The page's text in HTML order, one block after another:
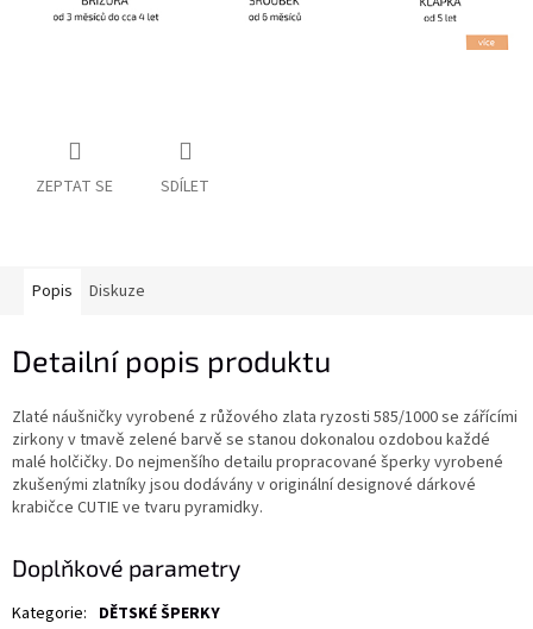
ZEPTAT SE SDÍLET
Popis Diskuze
Detailní popis produktu
Zlaté náušničky vyrobené z růžového zlata ryzosti 585/1000 se zářícími
zirkony v tmavě zelené barvě se stanou dokonalou ozdobou každé
malé holčičky. Do nejmenšího detailu propracované šperky vyrobené
zkušenými zlatníky jsou dodávány v originální designové dárkové
krabičce CUTIE ve tvaru pyramidky.
Doplňkové parametry
Kategorie: DĚTSKÉ ŠPERKY